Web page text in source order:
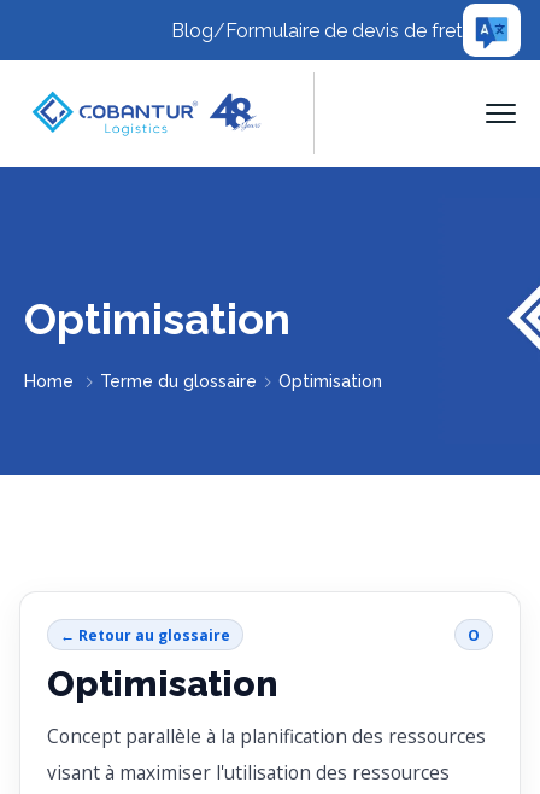
Blog/Formulaire de devis de fret
Optimisation
Home Terme du glossaire Optimisation
← Retour au glossaire O
Optimisation
Concept parallèle à la planification des ressources
visant à maximiser l'utilisation des ressources